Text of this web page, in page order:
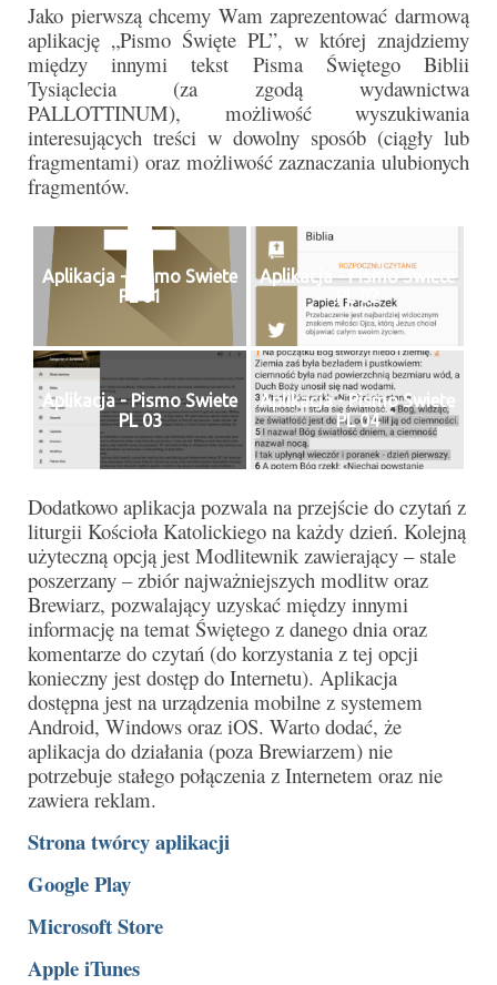
Nasz patron
Kościół Rektoracki
Vademecum
Wspólnoty parafialne
Katecheza parafialna
Niezbędnik Katolika
Kaplica Adoracji
Pracownicy
e-Katolik
Nabożeństwa
Nabożeństwa różne
Pogrzeb katolicki
Sakramenty
Sakrament chrztu
Sakrament eucharystii
Sakrament bierzmowania
Sakrament pojednania
Jako pierwszą chcemy Wam zaprezentować darmową
aplikację „Pismo Święte PL”, w której znajdziemy
między innymi tekst Pisma Świętego Biblii
Tysiąclecia (za zgodą wydawnictwa
PALLOTTINUM), możliwość wyszukiwania
interesujących treści w dowolny sposób (ciągły lub
fragmentami) oraz możliwość zaznaczania ulubionych
fragmentów.
Aplikacja - Pismo Swiete
PL 01
Aplikacja - Pismo Swiete
PL 02
Aplikacja - Pismo Swiete
PL 03
Aplikacja - Pismo Swiete
PL 04
Dodatkowo aplikacja pozwala na przejście do czytań z
liturgii Kościoła Katolickiego na każdy dzień. Kolejną
użyteczną opcją jest Modlitewnik zawierający – stale
poszerzany – zbiór najważniejszych modlitw oraz
Brewiarz, pozwalający uzyskać między innymi
informację na temat Świętego z danego dnia oraz
komentarze do czytań (do korzystania z tej opcji
konieczny jest dostęp do Internetu). Aplikacja
dostępna jest na urządzenia mobilne z systemem
Android, Windows oraz iOS. Warto dodać, że
aplikacja do działania (poza Brewiarzem) nie
potrzebuje stałego połączenia z Internetem oraz nie
zawiera reklam.
Strona twórcy aplikacji
Google Play
Microsoft Store
Apple iTunes